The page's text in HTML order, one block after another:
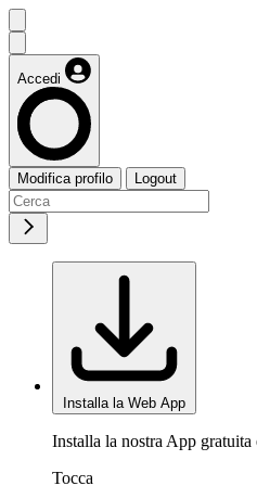
Accedi
Modifica profilo Logout
Installa la Web App
Installa la nostra App
Tocca